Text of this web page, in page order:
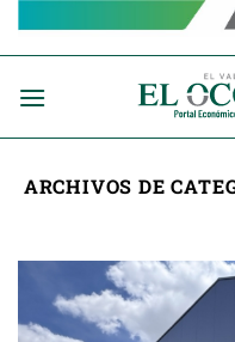
ARCHIVOS DE